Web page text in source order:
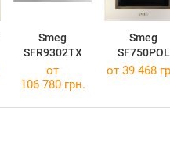
Smeg
SFR9302TX
Smeg
SF750POL
от
106 780 грн.
от 39 468